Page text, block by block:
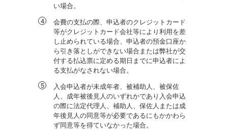
い場合。
会費の支払の際、申込者のクレジットカード
等がクレジットカード会社等により利用を差
し止められている場合、申込者の預金口座か
ら引き落としができない場合または弊社が交
付する払込票に定める期日までに申込者によ
る支払がなされない場合。
入会申込者が未成年者、被補助人、被保佐
人、成年被後見人のいずれかであり入会申込
の際に法定代理人、補助人、保佐人または成
年後見人の同意等が必要であるにもかかわら
ず同意等を得ていなかった場合。